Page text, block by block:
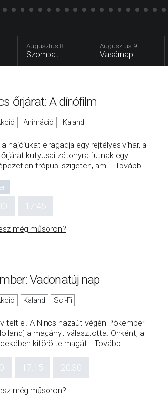
Augusztus 8.
Szombat
Augusztus 9.
Vasárnap
őrjárat: A dínófilm
Animáció Kaland
hajójukat elragadja egy rejtélyes vihar, a
őrjárat kutyusai zátonyra futnak egy
trópusi szigeten, ami… Tovább
17:45
még műsoron?
Vadonatúj nap
Kaland Sci-Fi
telt el. A Nincs hazaút végén Pókember
a magányt választotta. Önként, a
kitörölte magát… Tovább
17:15 20:30
még műsoron?